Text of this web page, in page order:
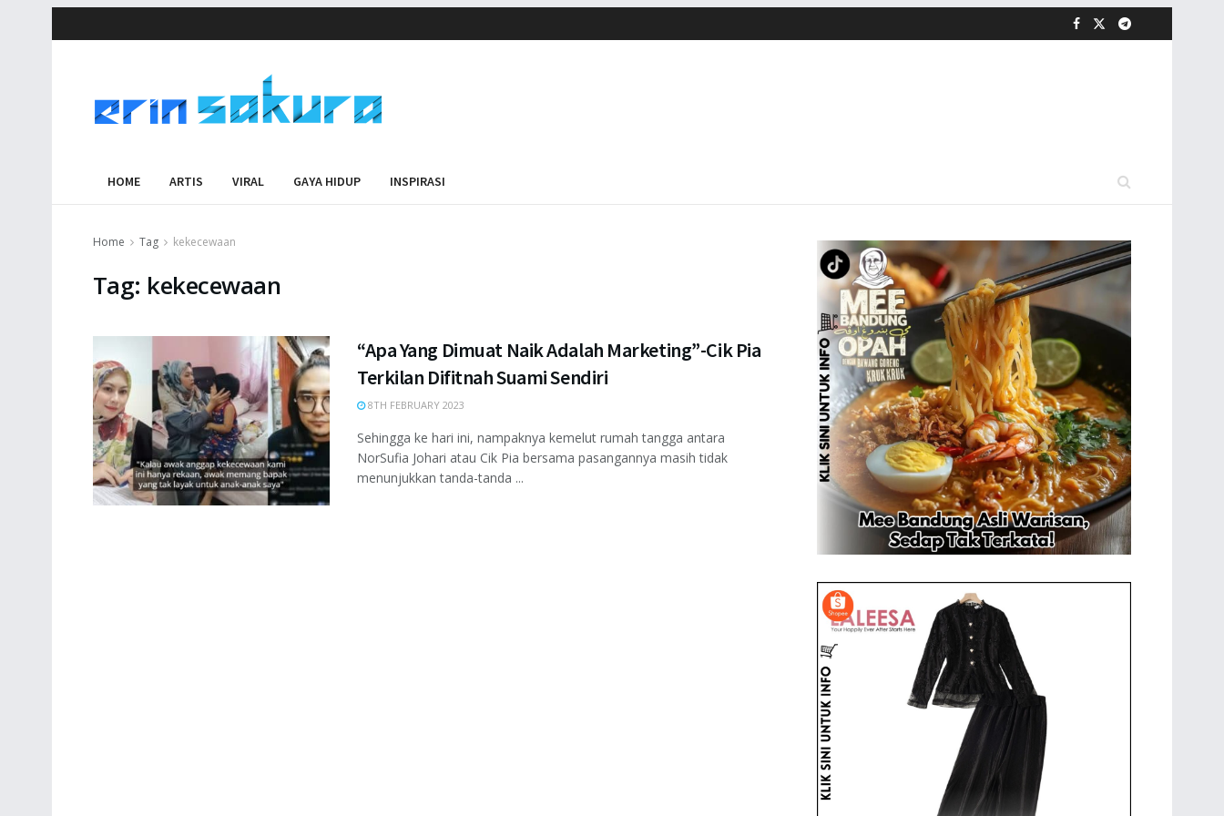
HOME ARTIS VIRAL GAYA HIDUP INSPIRASI
Home Tag kekecewaan
Tag: kekecewaan
“Apa Yang Dimuat Naik Adalah Marketing”-Cik Pia
Terkilan Difitnah Suami Sendiri
8TH FEBRUARY 2023
Sehingga ke hari ini, nampaknya kemelut rumah tangga antara
NorSufia Johari atau Cik Pia bersama pasangannya masih tidak
menunjukkan tanda-tanda ...